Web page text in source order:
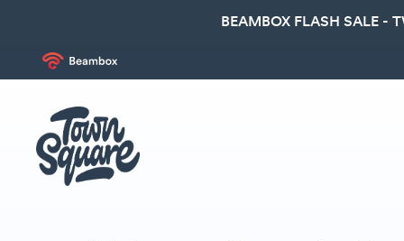
BEAMBOX FLASH SALE -